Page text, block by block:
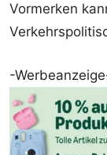
Vormerken
-